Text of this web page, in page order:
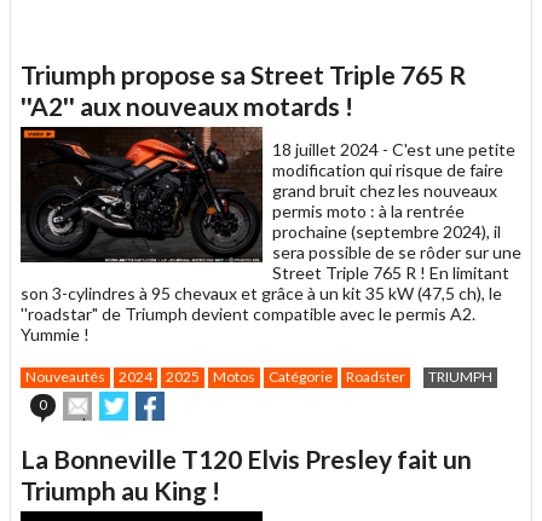
Triumph propose sa Street Triple 765 R
''A2'' aux nouveaux motards !
18 juillet 2024 - C'est une petite
modification qui risque de faire
grand bruit chez les nouveaux
permis moto : à la rentrée
prochaine (septembre 2024), il
sera possible de se rôder sur une
Street Triple 765 R ! En limitant
son 3-cylindres à 95 chevaux et grâce à un kit 35 kW (47,5 ch), le
''roadstar" de Triumph devient compatible avec le permis A2.
Yummie !
Nouveautés 2024 2025 Motos Catégorie Roadster
TRIUMPH
0
Envoyer
cet
à
un
ami
Partager
sur sur
La Bonneville T120 Elvis Presley fait un
Triumph au King !